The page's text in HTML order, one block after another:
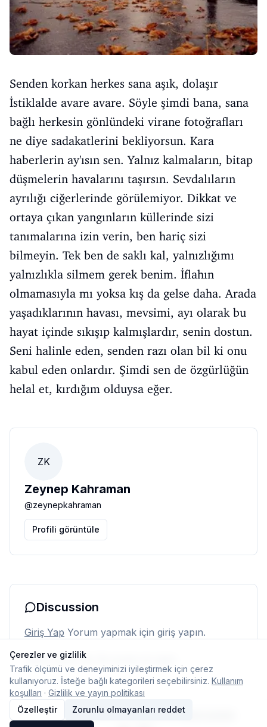
Senden korkan herkes sana aşık, dolaşır
İstiklalde avare avare. Söyle şimdi bana, sana
bağlı herkesin gönlündeki virane fotoğrafları
ne diye sadakatlerini bekliyorsun. Kara
haberlerin ay'ısın sen. Yalnız kalmaların, bitap
düşmelerin havalarını taşırsın. Sevdalıların
ayrılığı ciğerlerinde görülemiyor. Dikkat ve
ortaya çıkan yangınların küllerinde sizi
tanımalarına izin verin, ben hariç sizi
bilmeyin. Tek ben de saklı kal, yalnızlığımı
yalnızlıkla silmem gerek benim. İflahın
olmamasıyla mı yoksa kış da gelse daha. Arada
yaşadıklarının havası, mevsimi, ayı olarak bu
hayat içinde sıkışıp kalmışlardır, senin dostun.
Seni halinle eden, senden razı olan bil ki onu
kabul eden onlardır. Şimdi sen de özgürlüğün
helal et, kırdığım olduysa eğer.
ZK
Zeynep Kahraman
@zeynepkahraman
Profili görüntüle
Discussion
Giriş Yap Yorum yapmak için giriş yapın.
Henüz yorum yok. İlk yorumu siz yapın.
© 2026 TypelishAna SayfaEkipİletişimÇerez ayarları
Çerezler ve gizlilik
Trafik ölçümü ve deneyiminizi iyileştirmek için çerez
kullanıyoruz. İsteğe bağlı kategorileri seçebilirsiniz. Kullanım
koşulları · Gizlilik ve yayın politikası
Özelleştir
Zorunlu olmayanları reddet